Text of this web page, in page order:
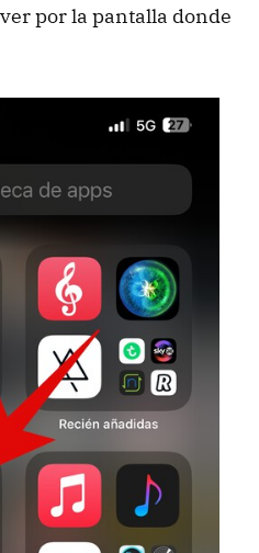
por la pantalla donde